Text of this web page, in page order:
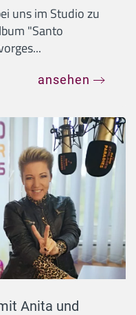
uns im Studio zu
"Santo
ansehen
Anita und